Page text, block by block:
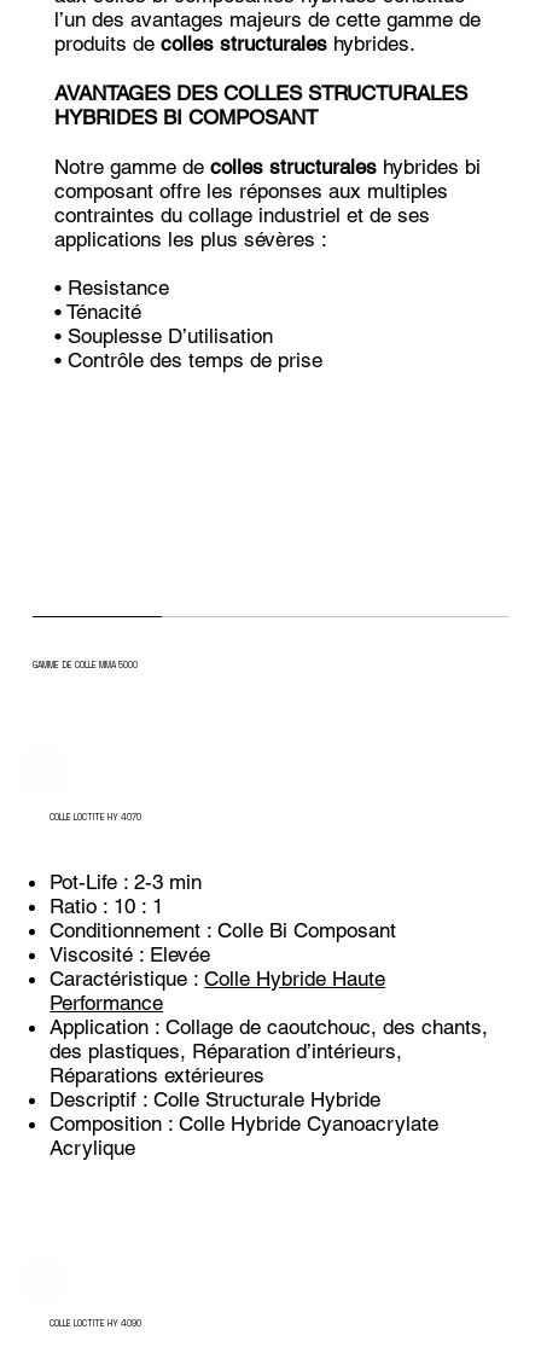
l’un des avantages majeurs de cette gamme de
produits de colles structurales hybrides.
AVANTAGES DES COLLES STRUCTURALES
HYBRIDES BI COMPOSANT
Notre gamme de colles structuraleshybrides bi
composant offre les réponses aux multiples
contraintes du collage industriel et de ses
applications les plus sévères :
• Resistance
• Ténacité
• Souplesse D’utilisation
• Contrôle des temps de prise
GAMME DE COLLE MMA 5000
Pot-Life : 2-3 min
Ratio : 10 : 1
Conditionnement : Colle Bi Composant
Viscosité : Elevée
Caractéristique :Colle Hybride Haute
Performance
Application : Collage de caoutchouc, des chants,
des plastiques, Réparation d’intérieurs,
Réparations extérieures
Descriptif : Colle Structurale Hybride
Composition : Colle Hybride Cyanoacrylate
Acrylique
COLLE LOCTITE HY 4070
COLLE LOCTITE HY 4090